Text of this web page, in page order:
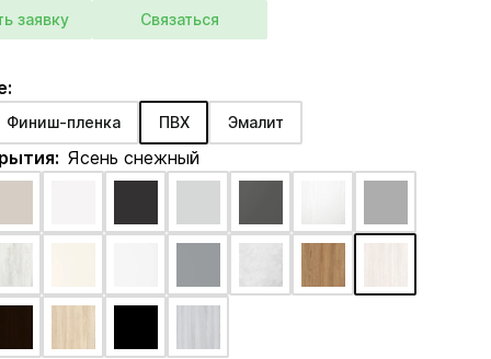
заявку Связаться
Финиш-пленка ПВХ Эмалит
Ясень снежный